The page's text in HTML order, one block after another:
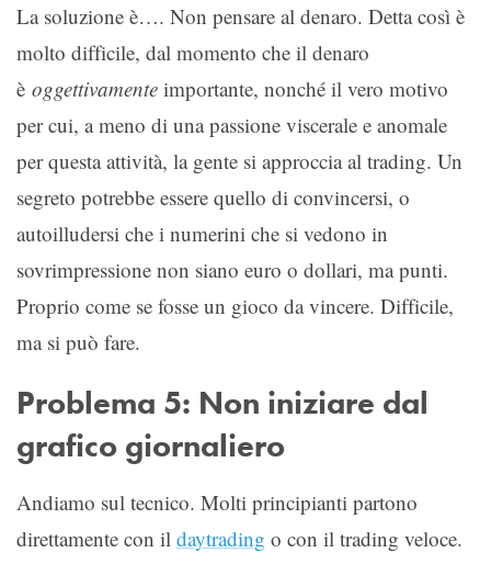
La soluzione è…. Non pensare al denaro. Detta così è
molto difficile, dal momento che il denaro
è oggettivamente importante, nonché il vero motivo
per cui, a meno di una passione viscerale e anomale
per questa attività, la gente si approccia al trading. Un
segreto potrebbe essere quello di convincersi, o
autoilludersi che i numerini che si vedono in
sovrimpressione non siano euro o dollari, ma punti.
Proprio come se fosse un gioco da vincere. Difficile,
ma si può fare.
Problema 5: Non iniziare dal
grafico giornaliero
Andiamo sul tecnico. Molti principianti partono
direttamente con il daytrading o con il trading veloce.